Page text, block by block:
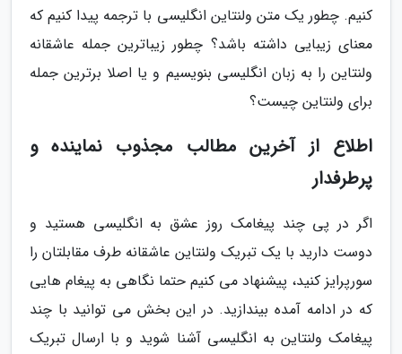
کنیم. چطور یک متن ولنتاین انگلیسی با ترجمه پیدا کنیم که
معنای زیبایی داشته باشد؟ چطور زیباترین جمله عاشقانه
ولنتاین را به زبان انگلیسی بنویسیم و یا اصلا برترین جمله
برای ولنتاین چیست؟
اطلاع از آخرین مطالب مجذوب نماینده و
پرطرفدار
اگر در پی چند پیغامک روز عشق به انگلیسی هستید و
دوست دارید با یک تبریک ولنتاین عاشقانه طرف مقابلتان را
سورپرایز کنید، پیشنهاد می کنیم حتما نگاهی به پیغام هایی
که در ادامه آمده بیندازید. در این بخش می توانید با چند
پیغامک ولنتاین به انگلیسی آشنا شوید و با ارسال تبریک